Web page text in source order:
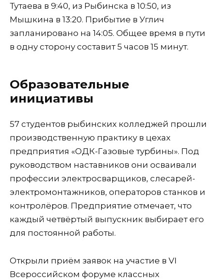
Тутаева в 9:40, из Рыбинска в 10:50, из
Мышкина в 13:20. Прибытие в Углич
запланировано на 14:05. Общее время в пути
в одну сторону составит 5 часов 15 минут.
Образовательные
инициативы
57 студентов рыбинских колледжей прошли
производственную практику в цехах
предприятия «ОДК-Газовые турбины». Под
руководством наставников они осваивали
профессии электросварщиков, слесарей-
электромонтажников, операторов станков и
контролёров. Предприятие отмечает, что
каждый четвёртый выпускник выбирает его
для постоянной работы.
Открыли приём заявок на участие в VI
Всероссийском форуме классных